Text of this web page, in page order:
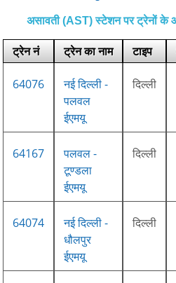
असावती (AST) स्टेशन पर ट्रेनों के
ट्रेन नं ट्रेन का नाम टाइप
64076
नई दिल्ली -
पलवल
ईएमयू
दिल्ली
64167
पलवल -
टूण्डला
ईएमयू
दिल्ली
64074
नई दिल्ली -
धौलपुर
ईएमयू
दिल्ली